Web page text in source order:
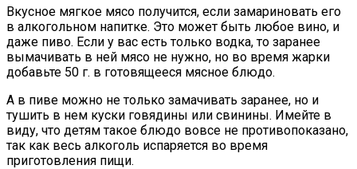
Вкусное мягкое мясо получится, если замариновать его
в алкогольном напитке. Это может быть любое вино, и
даже пиво. Если у вас есть только водка, то заранее
вымачивать в ней мясо не нужно, но во время жарки
добавьте 50 г. в готовящееся мясное блюдо.
А в пиве можно не только замачивать заранее, но и
тушить в нем куски говядины или свинины. Имейте в
виду, что детям такое блюдо вовсе не противопоказано,
так как весь алкоголь испаряется во время
приготовления пищи.